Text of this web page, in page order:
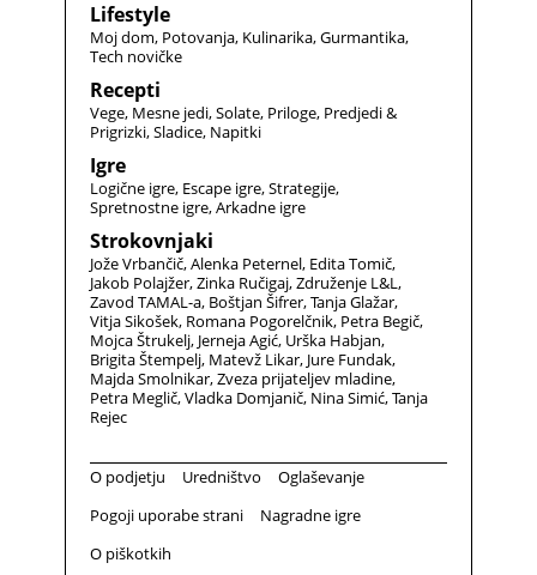
Lifestyle
Moj dom Potovanja Kulinarika Gurmantika
Tech novičke
Recepti
Vege Mesne jedi Solate Priloge Predjedi &
Prigrizki Sladice Napitki
Igre
Logične igre Escape igre Strategije
Spretnostne igre Arkadne igre
Strokovnjaki
Jože Vrbančič Alenka Peternel Edita Tomič
Jakob Polajžer Zinka Ručigaj Združenje L&L
Zavod TAMAL-a Boštjan Šifrer Tanja Glažar
Vitja Sikošek Romana Pogorelčnik Petra Begič
Mojca Štrukelj Jerneja Agić Urška Habjan
Brigita Štempelj Matevž Likar Jure Fundak
Majda Smolnikar Zveza prijateljev mladine
Petra Meglič Vladka Domjanič Nina Simić Tanja
Rejec
O podjetju Uredništvo
Oglaševanje
Pogoji uporabe strani
Nagradne igre
O piškotkih